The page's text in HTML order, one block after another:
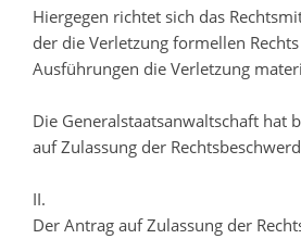
Hiergegen richtet sich das
der die Verletzung formellen
Ausführungen die Verletzung
Die Generalstaatsanwaltschaft hat
auf Zulassung der
II.
Der Antrag auf Zulassung der